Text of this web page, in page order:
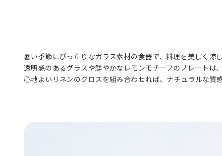
暑い季節にぴったりなガラス素材の食器で、料理を美しく涼
透明感のあるグラスや鮮やかなレモンモチーフのプレートは
心地よいリネンのクロスを組み合わせれば、ナチュラルな質